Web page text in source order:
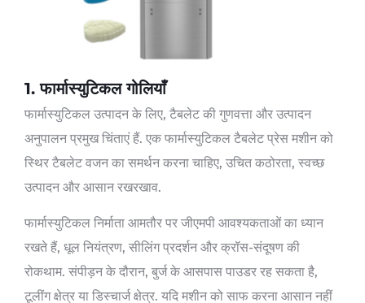
1. फार्मास्युटिकल गोलियाँ
फार्मास्युटिकल उत्पादन के लिए, टैबलेट की गुणवत्ता और उत्पादन
अनुपालन प्रमुख चिंताएं हैं. एक फार्मास्युटिकल टैबलेट प्रेस मशीन को
स्थिर टैबलेट वजन का समर्थन करना चाहिए, उचित कठोरता, स्वच्छ
उत्पादन और आसान रखरखाव.
फार्मास्युटिकल निर्माता आमतौर पर जीएमपी आवश्यकताओं का ध्यान
रखते हैं, धूल नियंत्रण, सीलिंग प्रदर्शन और क्रॉस-संदूषण की
रोकथाम. संपीड़न के दौरान, बुर्ज के आसपास पाउडर रह सकता है,
टूलींग क्षेत्र या डिस्चार्ज क्षेत्र. यदि मशीन को साफ करना आसान नहीं